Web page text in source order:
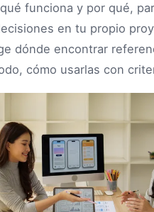
funciona y por qué,
en tu propio
dónde encontrar
cómo usarlas con